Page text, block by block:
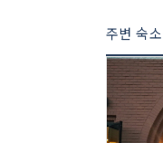
주변 숙